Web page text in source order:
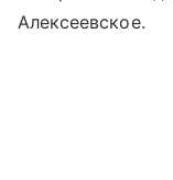
Алексеевское.